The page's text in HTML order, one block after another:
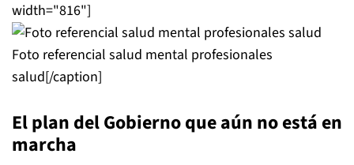
width="816"]
Foto referencial salud mental profesionales
salud[/caption]
El plan del Gobierno que aún no está en
marcha